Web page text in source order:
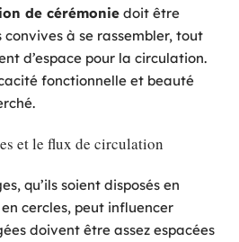
de cérémonie doit être
à se rassembler, tout
d’espace pour la circulation.
fonctionnelle et beauté
et le flux de circulation
qu’ils soient disposés en
cercles, peut influencer
doivent être assez espacées